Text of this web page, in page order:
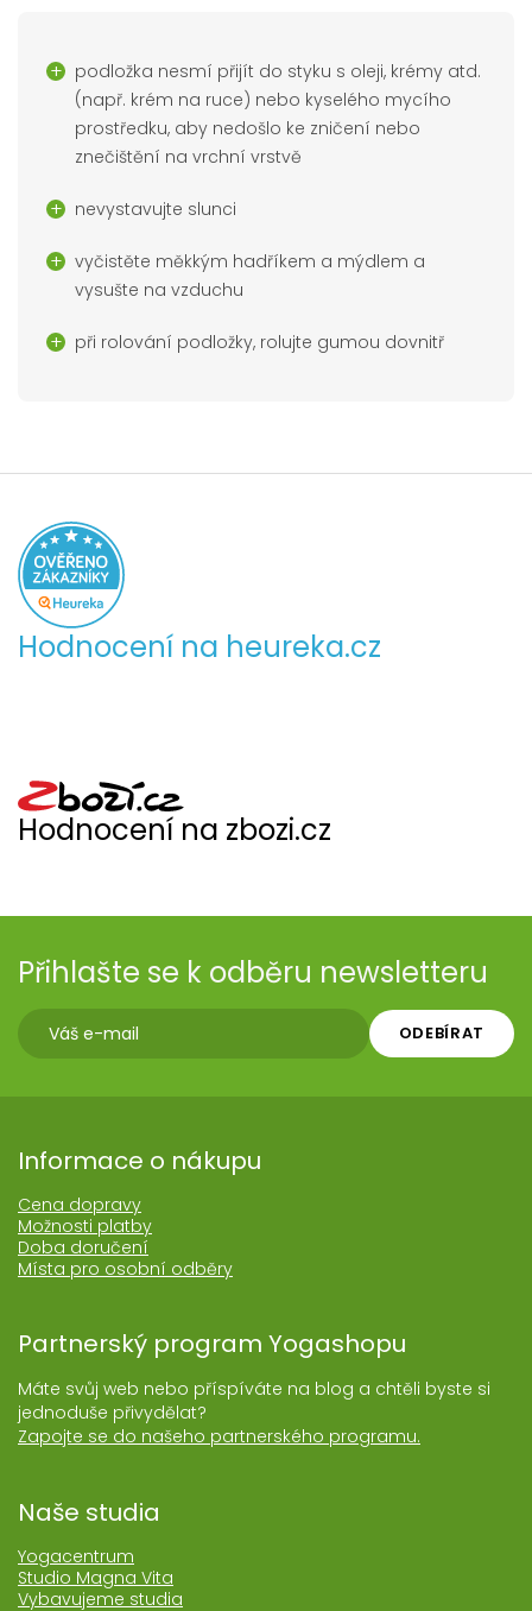
podložka nesmí přijít do styku s oleji, krémy atd.
(např. krém na ruce) nebo kyselého mycího
prostředku, aby nedošlo ke zničení nebo
znečištění na vrchní vrstvě
nevystavujte slunci
vyčistěte měkkým hadříkem a mýdlem a
vysušte na vzduchu
při rolování podložky, rolujte gumou dovnitř
Hodnocení na heureka.cz
Hodnocení na zbozi.cz
Přihlašte se k odběru newsletteru
ODEBÍRAT
Informace o nákupu
Cena dopravy
Možnosti platby
Doba doručení
Místa pro osobní odběry
Partnerský program Yogashopu
Máte svůj web nebo příspíváte na blog a chtěli byste si
jednoduše přivydělat?
Zapojte se do našeho partnerského programu.
Naše studia
Yogacentrum
Studio Magna Vita
Vybavujeme studia